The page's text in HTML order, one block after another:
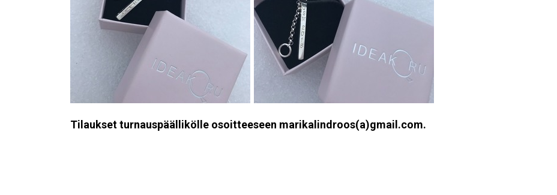
Tilaukset turnauspäällikölle osoitteeseen marikalindroos(a)gmail.com.